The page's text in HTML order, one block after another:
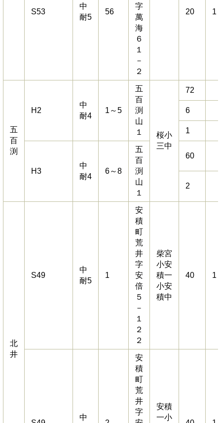
S53
中
耐5
56
字
萬
海
６
１
－
２
20 1
五
百
渕
H2
中
耐4
1～5
五
百
渕
山
１
桜小
三中
72
6
1
H3
中
耐4
6～8
五
百
渕
山
１
60
2
北
井
S49
中
耐5
1
安
積
町
荒
井
字
安
倍
５
－
１
２
２
柴宮
小安
積一
小安
積中
40 1
中
安
積
町
荒
井
字
安積
一小